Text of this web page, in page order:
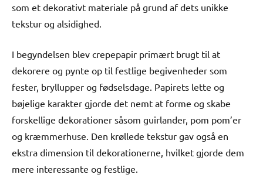
som et dekorativt materiale på grund af dets unikke
tekstur og alsidighed.
I begyndelsen blev crepepapir primært brugt til at
dekorere og pynte op til festlige begivenheder som
fester, bryllupper og fødselsdage. Papirets lette og
bøjelige karakter gjorde det nemt at forme og skabe
forskellige dekorationer såsom guirlander, pom pom’er
og kræmmerhuse. Den krøllede tekstur gav også en
ekstra dimension til dekorationerne, hvilket gjorde dem
mere interessante og festlige.